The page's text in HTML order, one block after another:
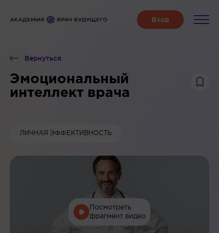
Вернуться
Эмоциональный
интеллект врача
ЛИЧНАЯ ЭФФЕКТИВНОСТЬ
Посмотреть
фрагмент видео